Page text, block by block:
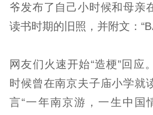
爷发布了自己小时候和母亲
读书时期的旧照，并附文：
网友们火速开始“造梗”回应
时候曾在南京夫子庙小学就
言“一年南京游，一生中国